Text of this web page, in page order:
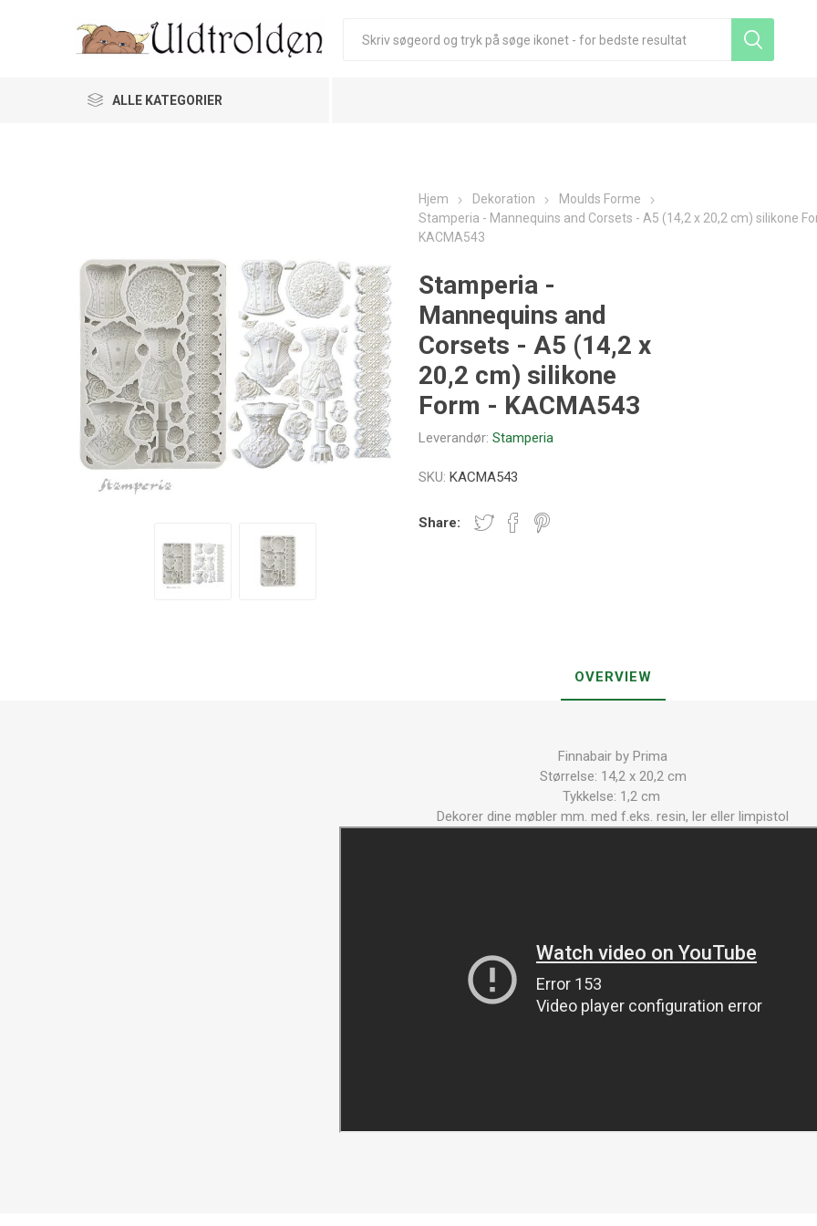
ALLE KATEGORIER
Hjem Dekoration
Moulds Forme
Stamperia - Mannequins and Corsets - A5 (14,2 x 20,2 cm) silikone
KACMA543
Stamperia -
Mannequins and
Corsets - A5 (14,2 x
20,2 cm) silikone
Form - KACMA543
Leverandør: Stamperia
SKU: KACMA543
Share:
OVERVIEW
Finnabair by Prima
Størrelse: 14,2 x 20,2 cm
Tykkelse: 1,2 cm
Dekorer dine møbler mm. med f.eks. resin, ler eller limpistol